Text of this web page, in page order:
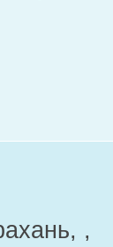
,